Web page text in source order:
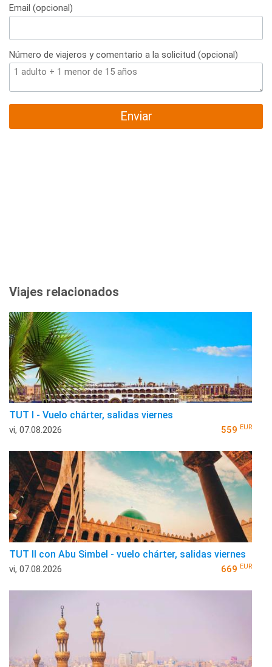
Email (opcional)
Número de viajeros y comentario a la solicitud (opcional)
Enviar
Viajes relacionados
TUT I - Vuelo chárter, salidas viernes
vi, 07.08.2026 559 EUR
TUT II con Abu Simbel - vuelo chárter, salidas viernes
vi, 07.08.2026 669 EUR